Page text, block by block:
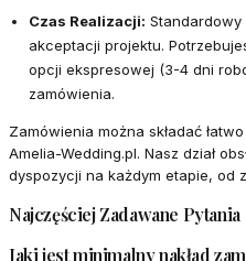
Czas Realizacji:
akceptacji projektu.
opcji ekspresowej (3-4 dni
zamówienia.
Zamówienia można składać
Amelia-Wedding.pl. Nasz dział
dyspozycji na każdym etapie, od
Najczęściej Zadawane Pytania
Jaki jest minimalny nakład